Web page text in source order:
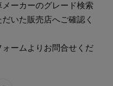
ーカーのグレード検索
いた販売店へご確認く
ームよりお問合せくだ